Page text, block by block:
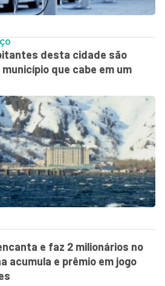
desta cidade são
que cabe em um
e faz 2 milionários no
acumula e prêmio em jogo